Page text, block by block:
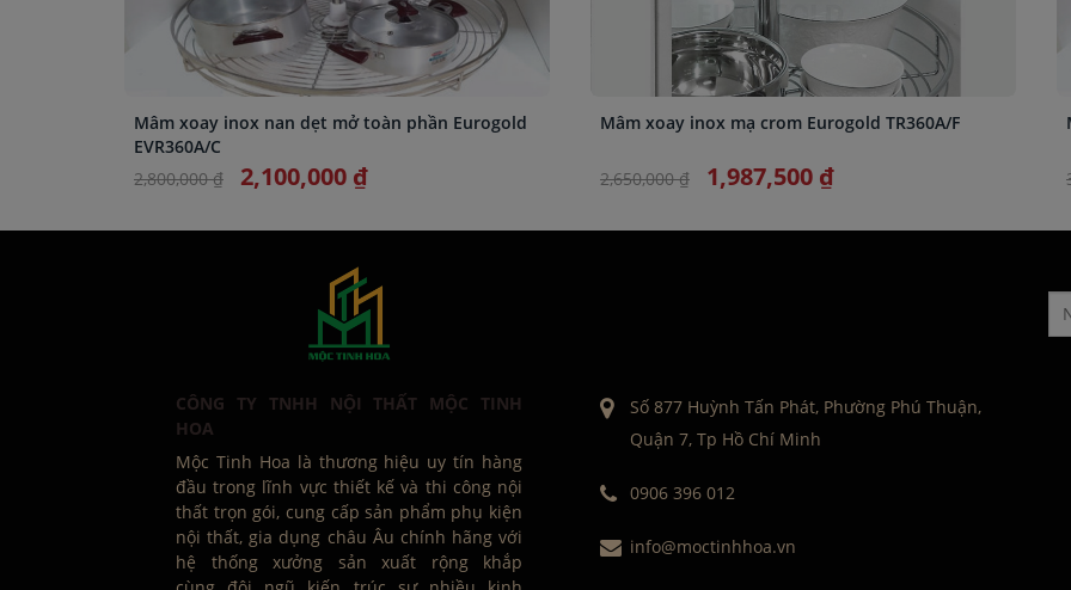
Mâm xoay inox nan dẹt mở toàn phần Eurogold
EVR360A/C
2,800,000 ₫
2,100,000 ₫
Mâm xoay inox mạ crom Eurogold TR360A/F
2,650,000 ₫ 1,987,500 ₫
CÔNG TY TNHH NỘI THẤT MỘC TINH
HOA
Mộc Tinh Hoa là thương hiệu uy tín hàng
đầu trong lĩnh vực thiết kế và thi công nội
thất trọn gói, cung cấp sản phẩm phụ kiện
nội thất, gia dụng châu Âu chính hãng với
hệ thống xưởng sản xuất rộng khắp
Số 877 Huỳnh Tấn Phát, Phường Phú Thuận,
Quận 7, Tp Hồ Chí Minh
0906 396 012
info@moctinhhoa.vn